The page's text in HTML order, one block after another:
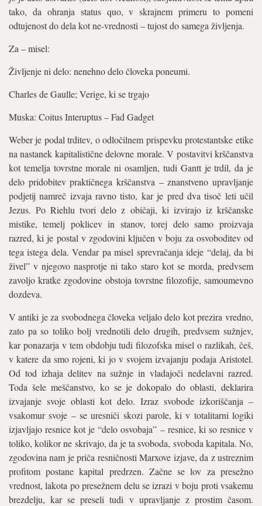
tako, da ohranja status quo, v skrajnem primeru to pomeni
odtujenost do dela kot ne-vrednosti – tujost do samega življenja.
Za – misel:
Življenje ni delo: nenehno delo človeka poneumi.
Charles de Gaulle; Verige, ki se trgajo
Muska: Coitus Interuptus – Fad Gadget
Weber je podal trditev, o odločilnem prispevku protestantske etike
na nastanek kapitalistične delovne morale. V postavitvi krščanstva
kot temelja tovrstne morale ni osamljen, tudi Gantt je trdil, da je
delo pridobitev praktičnega krščanstva – znanstveno upravljanje
podjetij namreč izvaja ravno tisto, kar je pred dva tisoč leti učil
Jezus. Po Riehlu tvori delo z običaji, ki izvirajo iz krščanske
mistike, temelj poklicev in stanov, torej delo samo proizvaja
razred, ki je postal v zgodovini ključen v boju za osvoboditev od
tega istega dela. Vendar pa misel sprevračanja ideje “delaj, da bi
živel” v njegovo nasprotje ni tako staro kot se morda, predvsem
zavoljo kratke zgodovine obstoja tovrstne filozofije, samoumevno
dozdeva.
V antiki je za svobodnega človeka veljalo delo kot prezira vredno,
zato pa so toliko bolj vrednotili delo drugih, predvsem sužnjev,
kar ponazarja v tem obdobju tudi filozofska misel o razlikah, češ,
v katere da smo rojeni, ki jo v svojem izvajanju podaja Aristotel.
Od tod izhaja delitev na sužnje in vladajoči nedelavni razred.
Toda šele meščanstvo, ko se je dokopalo do oblasti, deklarira
izvajanje svoje oblasti kot delo. Izraz svobode izkoriščanja –
vsakomur svoje – se uresniči skozi parole, ki v totalitarni logiki
izjavljajo resnice kot je “delo osvobaja” – resnice, ki so resnice v
toliko, kolikor ne skrivajo, da je ta svoboda, svoboda kapitala. No,
zgodovina nam je priča resničnosti Marxove izjave, da z ustreznim
profitom postane kapital predrzen. Začne se lov za presežno
vrednost, lakota po presežnem delu se izrazi v boju proti vsakemu
brezdelju, kar se preseli tudi v upravljanje z prostim časom.